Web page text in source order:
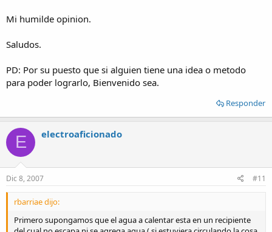
Mi humilde opinion.
Saludos.
PD: Por su puesto que si alguien tiene una idea o metodo
para poder lograrlo, Bienvenido sea.
Responder
E electroaficionado
Dic 8, 2007 #11
rbarriae dijo:
Primero supongamos que el agua a calentar esta en un recipiente